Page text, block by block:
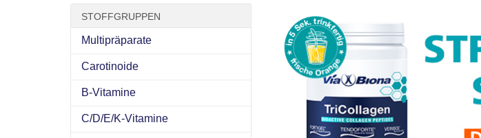
STOFFGRUPPEN
Multipräparate
Carotinoide
B-Vitamine
C/D/E/K-Vitamine